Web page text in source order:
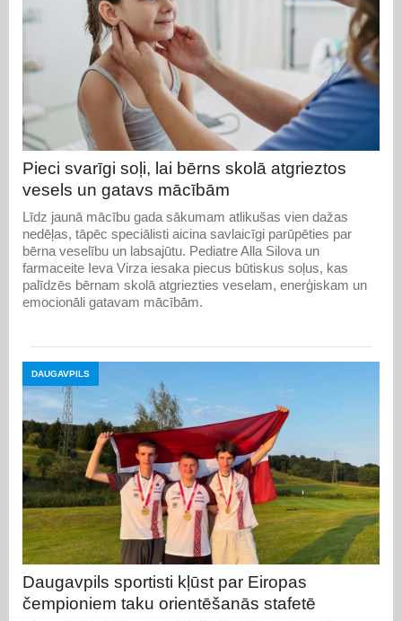
Pieci svarīgi soļi, lai bērns skolā atgrieztos
vesels un gatavs mācībām
Līdz jaunā mācību gada sākumam atlikušas vien dažas
nedēļas, tāpēc speciālisti aicina savlaicīgi parūpēties par
bērna veselību un labsajūtu. Pediatre Alla Silova un
farmaceite Ieva Virza iesaka piecus būtiskus soļus, kas
palīdzēs bērnam skolā atgriezties veselam, enerģiskam un
emocionāli gatavam mācībām.
DAUGAVPILS
Daugavpils sportisti kļūst par Eiropas
čempioniem taku orientēšanās stafetē